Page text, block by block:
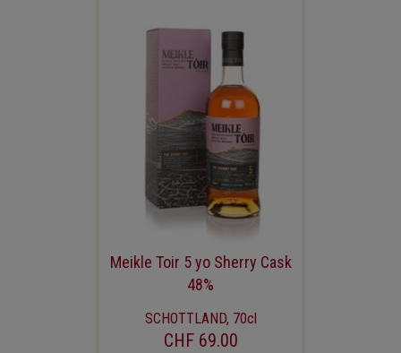
Meikle Toir 5 yo Sherry Cask
48%
SCHOTTLAND, 70cl
CHF 69.00